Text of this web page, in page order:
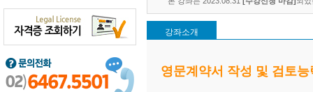
강좌소개
영문계약서 작성 및 검토